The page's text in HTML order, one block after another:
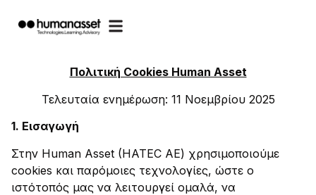
Πολιτική Cookies Human Asset
Τελευταία ενημέρωση: 11 Νοεμβρίου 2025
1. Εισαγωγή
Στην Human Asset (HATEC ΑΕ) χρησιμοποιούμε
cookies και παρόμοιες τεχνολογίες, ώστε ο
ιστότοπός μας να λειτουργεί ομαλά, να